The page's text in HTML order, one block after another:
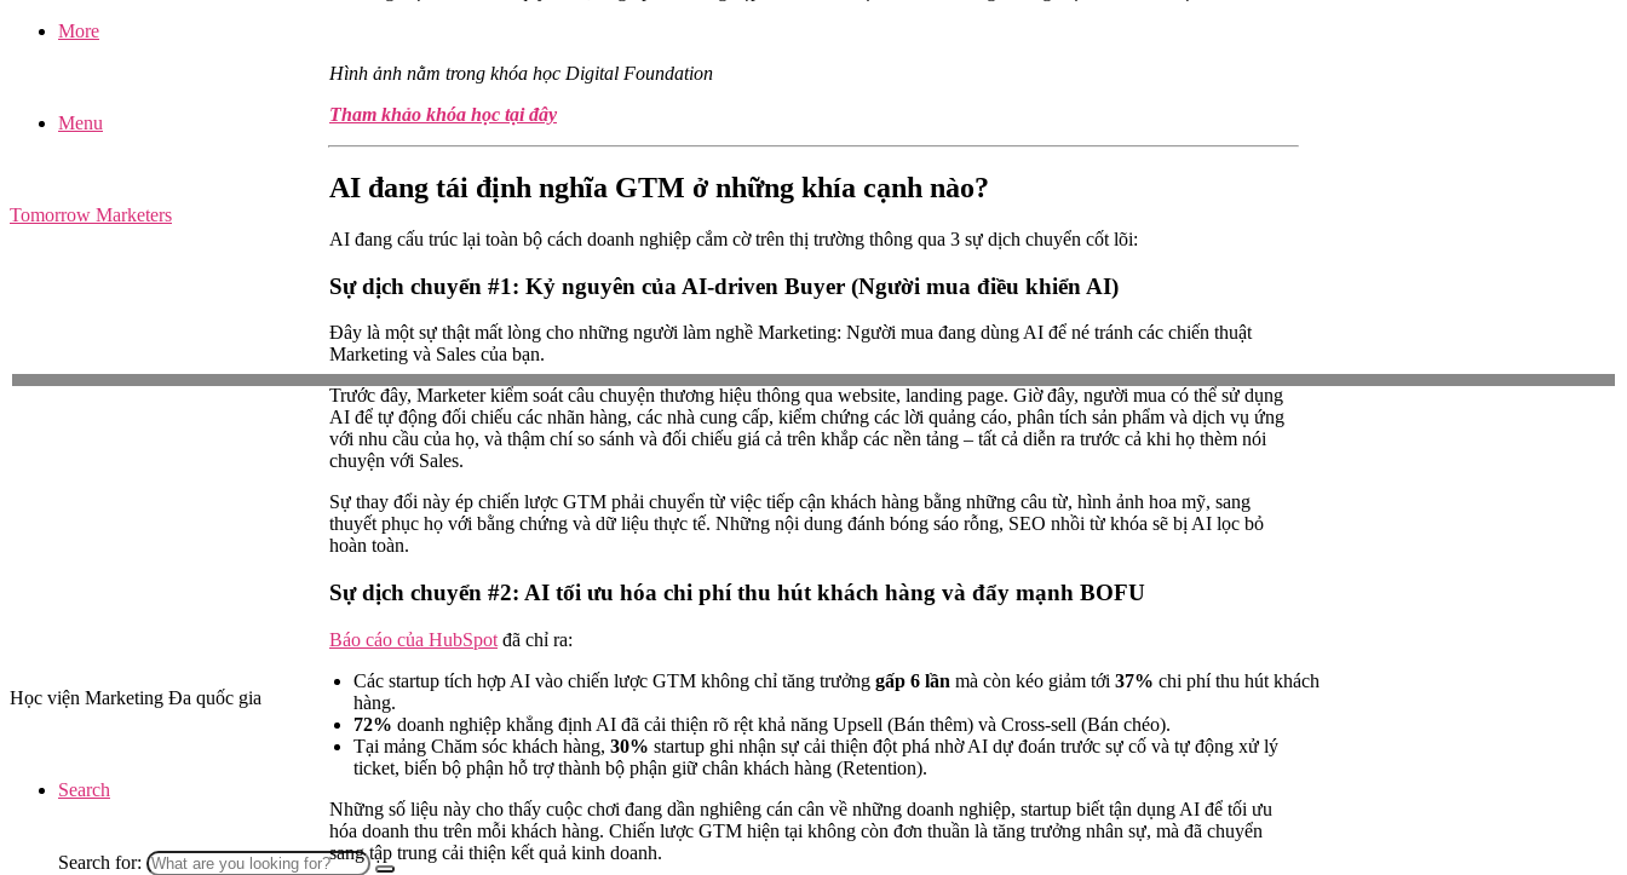
More
Menu
Tomorrow Marketers
Học viện Marketing Đa quốc gia
Search
Search for:
Hình ảnh nằm trong khóa học Digital Foundation
Tham khảo khóa học tại đây
AI đang tái định nghĩa GTM ở những khía cạnh nào?
AI đang cấu trúc lại toàn bộ cách doanh nghiệp cắm cờ trên thị trường thông qua 3 sự dịch chuyển cốt lõi:
Sự dịch chuyển #1: Kỷ nguyên của AI-driven Buyer (Người mua điều khiển AI)
Đây là một sự thật mất lòng cho những người làm nghề Marketing: Người mua đang dùng AI để né tránh các chiến thuật
Marketing và Sales của bạn.
Trước đây, Marketer kiểm soát câu chuyện thương hiệu thông qua website, landing page. Giờ đây, người mua có thể sử dụng
AI để tự động đối chiếu các nhãn hàng, các nhà cung cấp, kiểm chứng các lời quảng cáo, phân tích sản phẩm và dịch vụ ứng
với nhu cầu của họ, và thậm chí so sánh và đối chiếu giá cả trên khắp các nền tảng – tất cả diễn ra trước cả khi họ thèm nói
chuyện với Sales.
Sự thay đổi này ép chiến lược GTM phải chuyển từ việc tiếp cận khách hàng bằng những câu từ, hình ảnh hoa mỹ, sang
thuyết phục họ với bằng chứng và dữ liệu thực tế. Những nội dung đánh bóng sáo rỗng, SEO nhồi từ khóa sẽ bị AI lọc bỏ
hoàn toàn.
Sự dịch chuyển #2: AI tối ưu hóa chi phí thu hút khách hàng và đẩy mạnh BOFU
Báo cáo của HubSpot đã chỉ ra:
Các startup tích hợp AI vào chiến lược GTM không chỉ tăng trưởng gấp 6 lần mà còn kéo giảm tới 37% chi phí thu hút khách
hàng.
72% doanh nghiệp khẳng định AI đã cải thiện rõ rệt khả năng Upsell (Bán thêm) và Cross-sell (Bán chéo).
Tại mảng Chăm sóc khách hàng, 30% startup ghi nhận sự cải thiện đột phá nhờ AI dự đoán trước sự cố và tự động xử lý
ticket, biến bộ phận hỗ trợ thành bộ phận giữ chân khách hàng (Retention).
Những số liệu này cho thấy cuộc chơi đang dần nghiêng cán cân về những doanh nghiệp, startup biết tận dụng AI để tối ưu
hóa doanh thu trên mỗi khách hàng. Chiến lược GTM hiện tại không còn đơn thuần là tăng trưởng nhân sự, mà đã chuyển
sang tập trung cải thiện kết quả kinh doanh.